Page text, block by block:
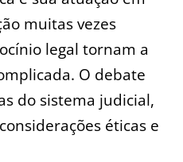
muitas vezes
legal tornam a
O debate
do sistema judicial,
éticas e